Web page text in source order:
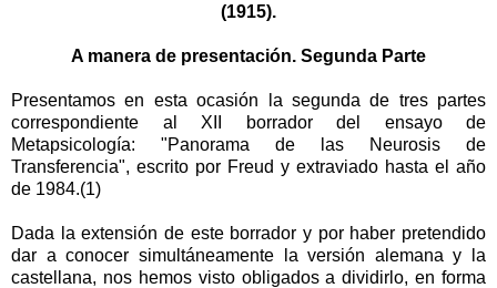
(1915).
A manera de presentación. Segunda Parte
Presentamos en esta ocasión la segunda de tres partes
correspondiente al XII borrador del ensayo de
Metapsicología: "Panorama de las Neurosis de
Transferencia", escrito por Freud y extraviado hasta el año
de 1984.(1)
Dada la extensión de este borrador y por haber pretendido
dar a conocer simultáneamente la versión alemana y la
castellana, nos hemos visto obligados a dividirlo, en forma